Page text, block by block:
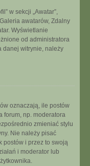
w sekcji „Awatar”,
awatarów, Zdalny
Wyświetlanie
od administratora
danej witrynie, należy
oznaczają, ile postów
forum, np. moderatora
zmieniać stylu
Nie należy pisać
postów i przez to swoją
i moderator lub